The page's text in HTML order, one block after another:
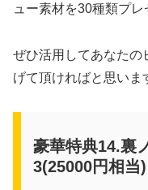
ュー素材を30種類プレ
ぜひ活用してあなたの
げて頂ければと思いま
豪華特典14.裏
3(25000円相当)